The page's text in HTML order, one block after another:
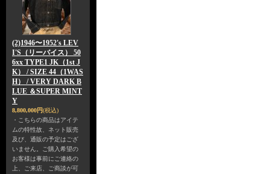
(2)1946〜1952's LEV
I'S（リーバイス） 50
6xx TYPE1 JK（1st J
K） / SIZE 44（1WAS
H） / VERY DARK B
LUE ＆SUPER MINT
Y
8,800,000円(税込)
・こちらの商品はアイテ
ムの特性故、ネット販売
及び、通販の予定はござ
いません。ご購入希望の
お客様は事前にご連絡の
上、ご来店、ご商談が可